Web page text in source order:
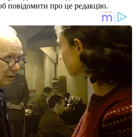
повідомити про це редакцію.